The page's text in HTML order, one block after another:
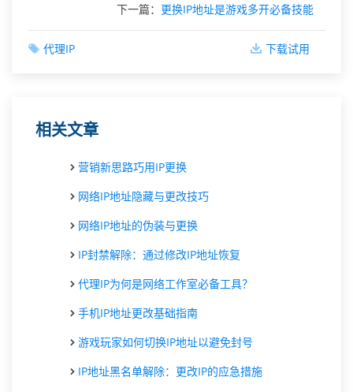
下一篇： 更换IP地址是游戏多开必备技能
代理IP 下载试用
相关文章
营销新思路巧用IP更换
网络IP地址隐藏与更改技巧
网络IP地址的伪装与更换
IP封禁解除：通过修改IP地址恢复
代理IP为何是网络工作室必备工具？
手机IP地址更改基础指南
游戏玩家如何切换IP地址以避免封号
IP地址黑名单解除：更改IP的应急措施